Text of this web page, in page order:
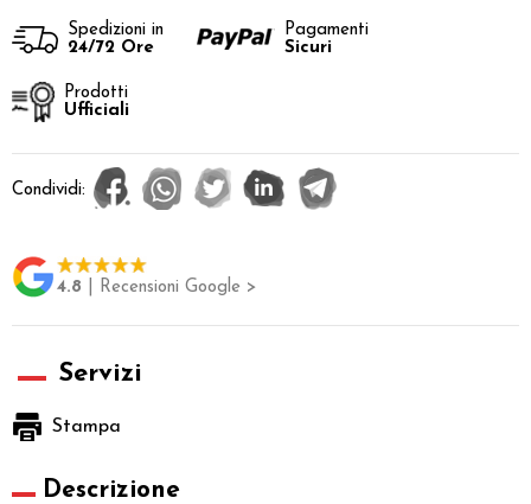
Spedizioni in
24/72 Ore
Pagamenti
Sicuri
Prodotti
Ufficiali
Condividi:
4.8 | Recensioni Google >
Servizi
Stampa
Descrizione